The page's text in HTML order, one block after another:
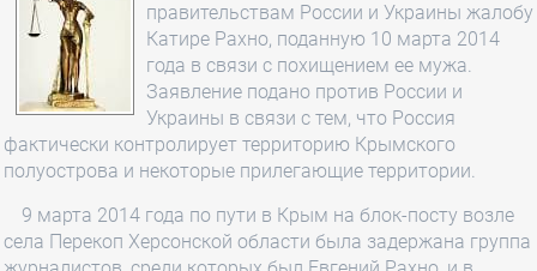
правительствам России и Украины жалобу
Катире Рахно, поданную 10 марта 2014
года в связи с похищением ее мужа.
Заявление подано против России и
Украины в связи с тем, что Россия
фактически контролирует территорию Крымского
полуострова и некоторые прилегающие территории.
9 марта 2014 года по пути в Крым на блок-посту возле
села Перекоп Херсонской области была задержана группа